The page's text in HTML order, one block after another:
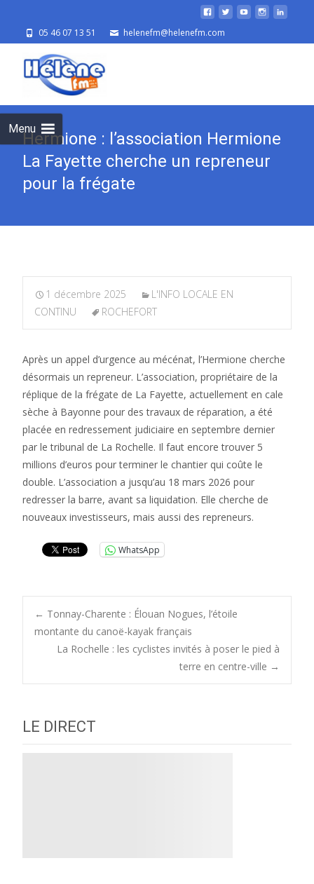
05 46 07 13 51 helenefm@helenefm.com
Menu
Hermione : l’association Hermione
La Fayette cherche un repreneur
pour la frégate
1 décembre 2025
L'INFO LOCALE EN
CONTINU
ROCHEFORT
Après un appel d’urgence au mécénat, l’Hermione cherche
désormais un repreneur. L’association, propriétaire de la
réplique de la frégate de La Fayette, actuellement en cale
sèche à Bayonne pour des travaux de réparation, a été
placée en redressement judiciaire en septembre dernier
par le tribunal de La Rochelle. Il faut encore trouver 5
millions d’euros pour terminer le chantier qui coûte le
double. L’association a jusqu’au 18 mars 2026 pour
redresser la barre, avant sa liquidation. Elle cherche de
nouveaux investisseurs, mais aussi des repreneurs.
WhatsApp
Post
navigation
← Tonnay-Charente : Élouan Nogues, l’étoile
montante du canoë-kayak français
La Rochelle : les cyclistes invités à poser le pied à
terre en centre-ville →
LE DIRECT